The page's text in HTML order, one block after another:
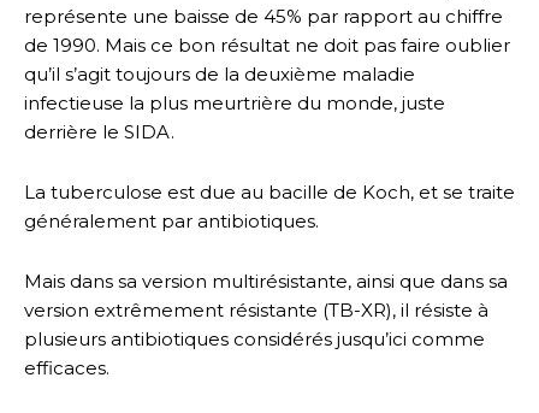
représente une baisse de 45% par rapport au chiffre
de 1990. Mais ce bon résultat ne doit pas faire oublier
qu’il s’agit toujours de la deuxième maladie
infectieuse la plus meurtrière du monde, juste
derrière le SIDA.
La tuberculose est due au bacille de Koch, et se traite
généralement par antibiotiques.
Mais dans sa version multirésistante, ainsi que dans sa
version extrêmement résistante (TB-XR), il résiste à
plusieurs antibiotiques considérés jusqu’ici comme
efficaces.